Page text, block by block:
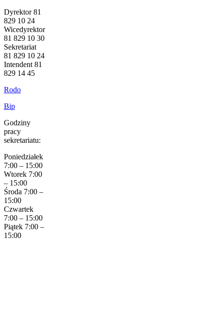
Dyrektor 81
829 10 24
Wicedyrektor
81 829 10 30
Sekretariat
81 829 10 24
Intendent 81
829 14 45
Rodo
Bip
Godziny
pracy
sekretariatu:
Poniedziałek
7:00 – 15:00
Wtorek 7:00
– 15:00
Środa 7:00 –
15:00
Czwartek
7:00 – 15:00
Piątek 7:00 –
15:00